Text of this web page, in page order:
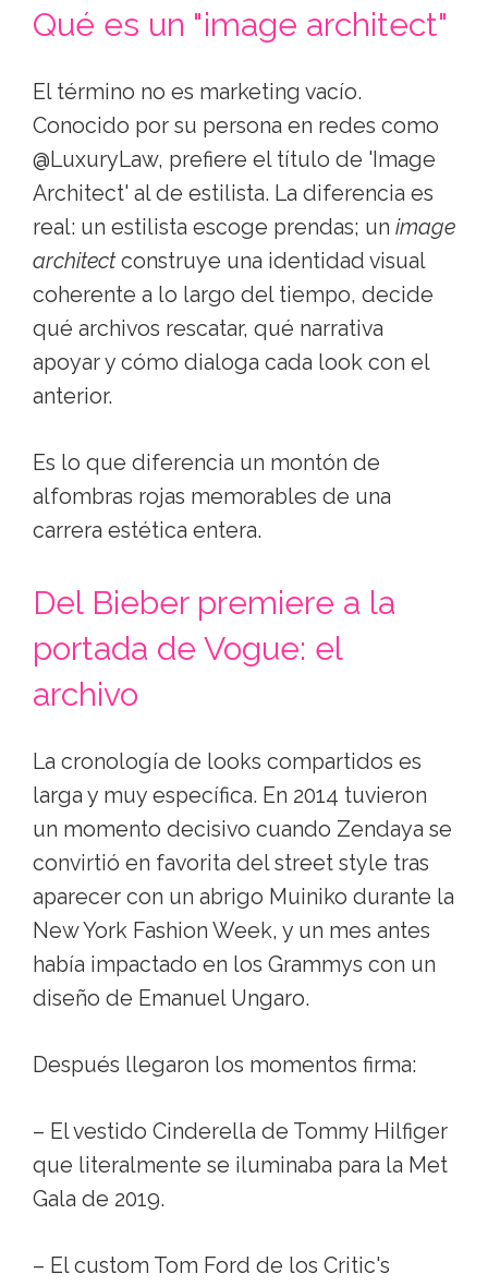
Qué es un "image architect"
El término no es marketing vacío.
Conocido por su persona en redes como
@LuxuryLaw, prefiere el título de 'Image
Architect' al de estilista. La diferencia es
real: un estilista escoge prendas; un image
architectconstruye una identidad visual
coherente a lo largo del tiempo, decide
qué archivos rescatar, qué narrativa
apoyar y cómo dialoga cada look con el
anterior.
Es lo que diferencia un montón de
alfombras rojas memorables de una
carrera estética entera.
Del Bieber premiere a la
portada de Vogue: el
archivo
La cronología de looks compartidos es
larga y muy específica. En 2014 tuvieron
un momento decisivo cuando Zendaya se
convirtió en favorita del street style tras
aparecer con un abrigo Muiniko durante la
New York Fashion Week, y un mes antes
había impactado en los Grammys con un
diseño de Emanuel Ungaro.
Después llegaron los momentos firma:
– El vestido Cinderella de Tommy Hilfiger
que literalmente se iluminaba para la Met
Gala de 2019.
– El custom Tom Ford de los Critic's